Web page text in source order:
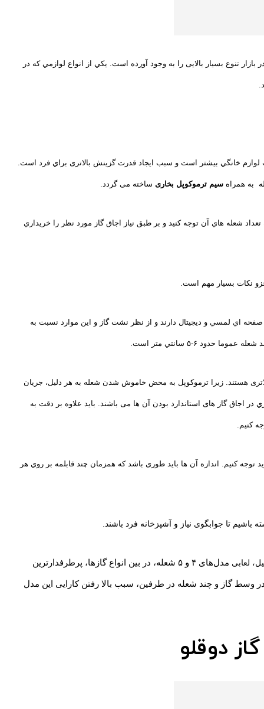
تنوع بسیار بالایی را به وجود آورده است. یكي از انواع لوازمي كه در
لوازم خانگي بیشتر است و سبب ایجاد قدرت گزینش بالاتری براي فرد است.
به همراه سیم ترموکوپل بخاری ساخته می گردد.
تعداد شعله هاي آن توجه كنيد و بر طبق نياز اجاق گاز مورد نظر را خريداري
نكات بسیار مهم است.
اي لمسي و ديجيتال دارند و از نظر نشت گاز و اين موارد نسبت به
حدود ۶-۵ سانتي متر است .
هستند. زیرا ترموكوپل به محض خاموش شدن شعله به هر دليل، جريان
اجاق گاز های استاندارد بودن آن ها می باشند. باید علاوه بر دقت به
كنیم.
توجه كنيم. اندازه آن ها بايد طوری باشد كه همزمان چند قابلمه بر روي هر
باشیم تا جوابگوی نیاز و آشپزخانه فرد باشند.
لعابی مدل‌های ۴ و ۵ شعله، در بین انواع گازها، پرطرفدارترین
وسط گاز و چند شعله در طرفین، سبب بالا رفتن کارایی این مدل
دوقلو